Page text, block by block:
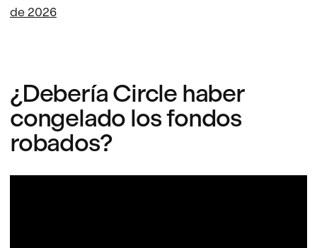
de 2026
¿Debería Circle haber
congelado los fondos
robados?